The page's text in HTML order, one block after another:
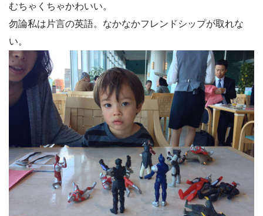
むちゃくちゃかわいい。
勿論私は片言の英語。なかなかフレンドシップが取れな
い。